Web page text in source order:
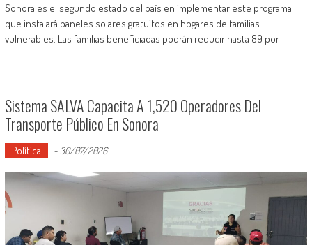
Sonora es el segundo estado del país en implementar este programa
que instalará paneles solares gratuitos en hogares de familias
vulnerables. Las familias beneficiadas podrán reducir hasta 89 por
Sistema SALVA Capacita A 1,520 Operadores Del
Transporte Público En Sonora
Política - 30/07/2026